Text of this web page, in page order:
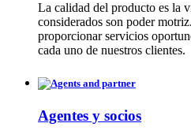
La calidad del producto es la
considerados son poder
proporcionar servicios
cada uno de nuestros clientes.
Agentes y socios